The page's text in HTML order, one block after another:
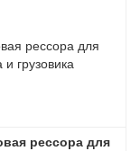
рессора для